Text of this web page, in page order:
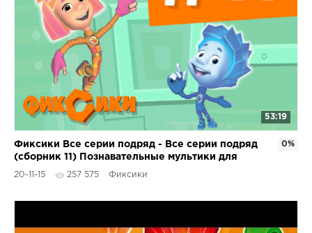
53:19
Фиксики Все серии подряд - Все серии подряд
(сборник 11) Познавательные мультики для
детей
20-11-15 257 575 Фиксики
0%